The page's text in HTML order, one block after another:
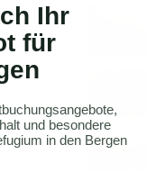
Ihr
für
und besondere
in den Bergen